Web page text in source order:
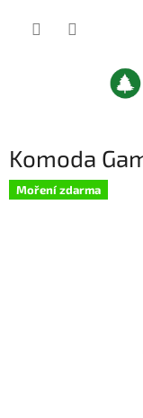
Komoda
Moření zdarma